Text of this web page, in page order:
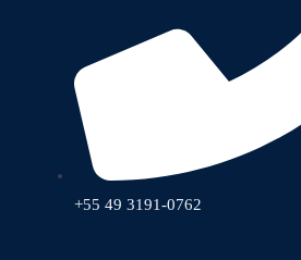
+55 49 3191-0762